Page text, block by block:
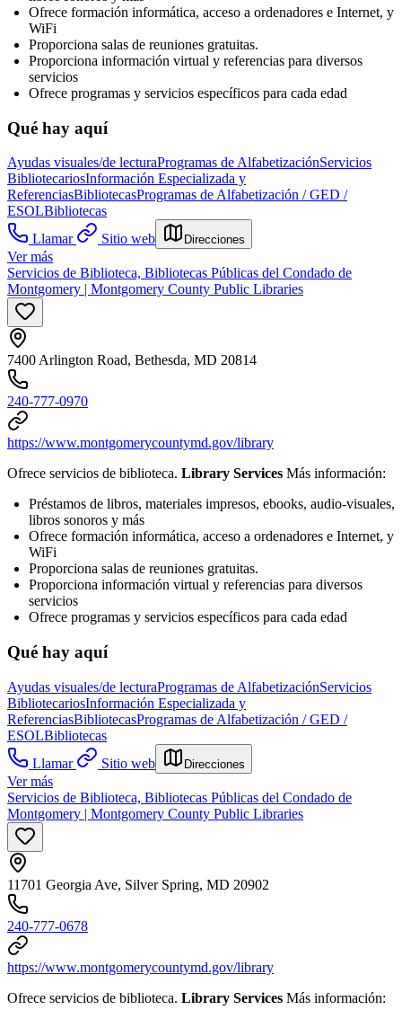
Ofrece formación informática, acceso a ordenadores e Internet, y
WiFi
Proporciona salas de reuniones gratuitas.
Proporciona información virtual y referencias para diversos
servicios
Ofrece programas y servicios específicos para cada edad
Qué hay aquí
Ayudas visuales/de lecturaProgramas de AlfabetizaciónServicios
BibliotecariosInformación Especializada y
ReferenciasBibliotecasProgramas de Alfabetización / GED /
ESOLBibliotecas
Llamar
Sitio web Direcciones
Ver más
Servicios de Biblioteca, Bibliotecas Públicas del Condado de
Montgomery | Montgomery County Public Libraries
7400 Arlington Road, Bethesda, MD 20814
240-777-0970
https://www.montgomerycountymd.gov/library
Ofrece servicios de biblioteca. Library Services Más información:
Préstamos de libros, materiales impresos, ebooks, audio-visuales,
libros sonoros y más
Ofrece formación informática, acceso a ordenadores e Internet, y
WiFi
Proporciona salas de reuniones gratuitas.
Proporciona información virtual y referencias para diversos
servicios
Ofrece programas y servicios específicos para cada edad
Qué hay aquí
Ayudas visuales/de lecturaProgramas de AlfabetizaciónServicios
BibliotecariosInformación Especializada y
ReferenciasBibliotecasProgramas de Alfabetización / GED /
ESOLBibliotecas
Llamar
Sitio web Direcciones
Ver más
Servicios de Biblioteca, Bibliotecas Públicas del Condado de
Montgomery | Montgomery County Public Libraries
11701 Georgia Ave, Silver Spring, MD 20902
240-777-0678
https://www.montgomerycountymd.gov/library
Ofrece servicios de biblioteca. Library Services Más información: